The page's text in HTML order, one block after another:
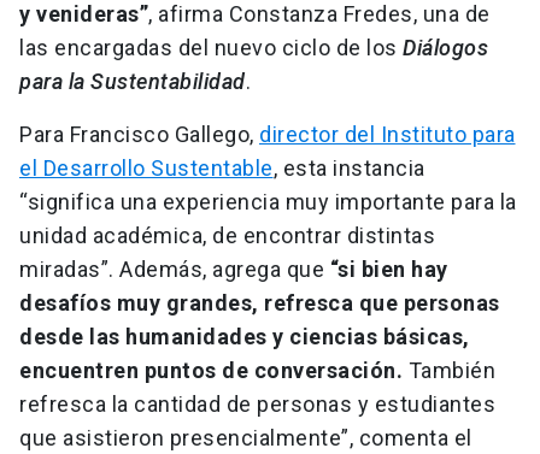
y venideras”, afirma Constanza Fredes, una de
las encargadas del nuevo ciclo de los Diálogos
para la Sustentabilidad.
Para Francisco Gallego, director del Instituto para
el Desarrollo Sustentable, esta instancia
“significa una experiencia muy importante para la
unidad académica, de encontrar distintas
miradas”. Además, agrega que “si bien hay
desafíos muy grandes, refresca que personas
desde las humanidades y ciencias básicas,
encuentren puntos de conversación. También
refresca la cantidad de personas y estudiantes
que asistieron presencialmente”, comenta el